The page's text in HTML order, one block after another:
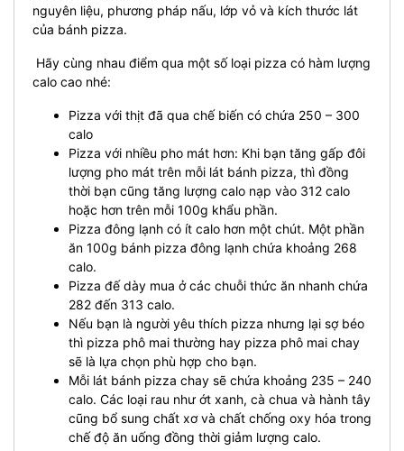
nguyên liệu, phương pháp nấu, lớp vỏ và kích thước lát
của bánh pizza.
Hãy cùng nhau điểm qua một số loại pizza có hàm lượng
calo cao nhé:
Pizza với thịt đã qua chế biến có chứa 250 – 300
calo
Pizza với nhiều pho mát hơn: Khi bạn tăng gấp đôi
lượng pho mát trên mỗi lát bánh pizza, thì đồng
thời bạn cũng tăng lượng calo nạp vào 312 calo
hoặc hơn trên mỗi 100g khẩu phần.
Pizza đông lạnh có ít calo hơn một chút. Một phần
ăn 100g bánh pizza đông lạnh chứa khoảng 268
calo.
Pizza đế dày mua ở các chuỗi thức ăn nhanh chứa
282 đến 313 calo.
Nếu bạn là người yêu thích pizza nhưng lại sợ béo
thì pizza phô mai thường hay pizza phô mai chay
sẽ là lựa chọn phù hợp cho bạn.
Mỗi lát bánh pizza chay sẽ chứa khoảng 235 – 240
calo. Các loại rau như ớt xanh, cà chua và hành tây
cũng bổ sung chất xơ và chất chống oxy hóa trong
chế độ ăn uống đồng thời giảm lượng calo.